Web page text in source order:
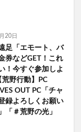
20日
足「エモート、バ
券などGET！これ
！今すぐ参加しよ
荒野行動】PC
OUT PC「チャ
録よろしくお願い
「＃荒野の光」